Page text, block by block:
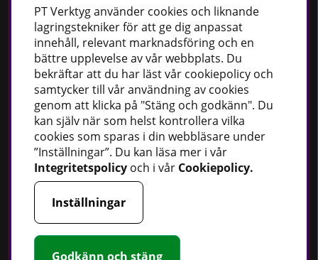
Kontaktformulär
Cookiepolicy
Köpvillkor
Dataskyddspolicy
Bästsäljare
Fordonsbelysning
Uppvärmning
Fettsprutor
Strömförsörjning
Handskar
PTVerktyg använder cookies och liknande
lagringstekniker för att ge dig anpassat
innehåll, relevant marknadsföring och en
bättre upplevelse av vår webbplats. Du
bekräftar att du har läst vår cookiepolicy och
samtycker till vår användning av cookies
genom att klicka på "Stäng och godkänn". Du
kan själv när som helst kontrollera vilka
cookies som sparas i din webbläsare under
”Inställningar”. Du kan läsa mer i vår
Integritetspolicy och i vår Cookiepolicy.
Inställningar
Godkänn och stäng